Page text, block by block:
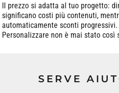
Il prezzo si adatta al tuo progetto:
significano costi più contenuti,
automaticamente sconti progressivi.
Personalizzare non è mai stato così
SERVE